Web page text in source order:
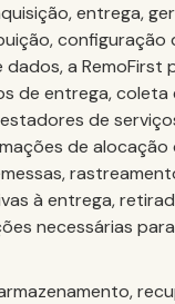
entrega,
configuração
a RemoFirst
de entrega, coleta
de
de
à entrega,
necessárias